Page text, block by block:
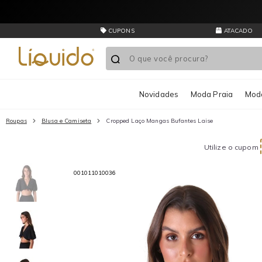
CUPONS ATACADO
Novidades Moda Praia
Roupas Blusa e Camiseta Cropped Laço Mangas Bufantes Laise
Utilize o cupom
001011010036